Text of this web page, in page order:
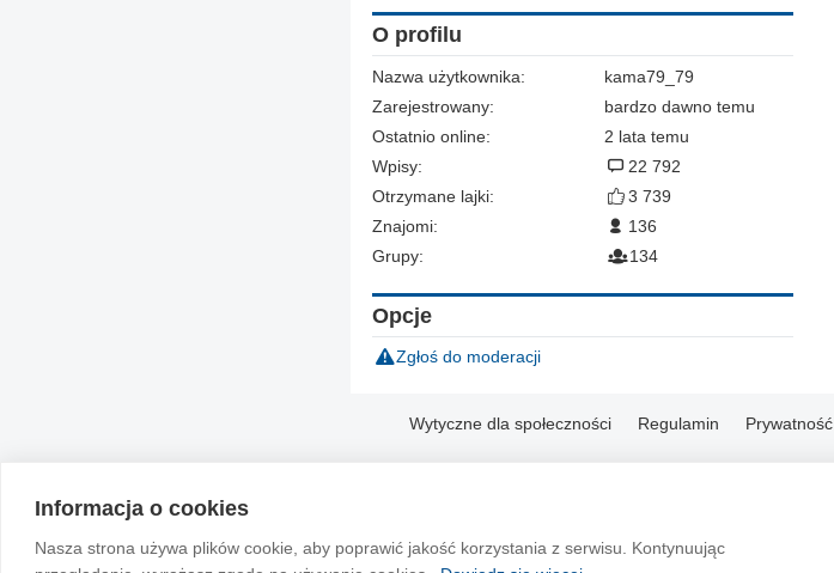
Informacja o cookies
Nasza strona używa plików cookie, aby poprawić jakość korzystania z serwisu. Kontynuując
O profilu
Nazwa użytkownika:
kama79_79
Zarejestrowany:
bardzo dawno temu
Ostatnio online:
2 lata temu
Wpisy:
22 792
Otrzymane lajki:
3 739
Znajomi:
136
Grupy:
134
Opcje
Zgłoś do moderacji
Wytyczne dla społeczności Regulamin Prywatność